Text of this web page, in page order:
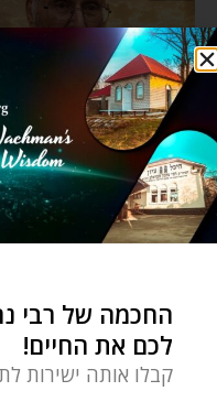
החכמה של רבי
לכם את החיים!
קבלו אותה ישירות